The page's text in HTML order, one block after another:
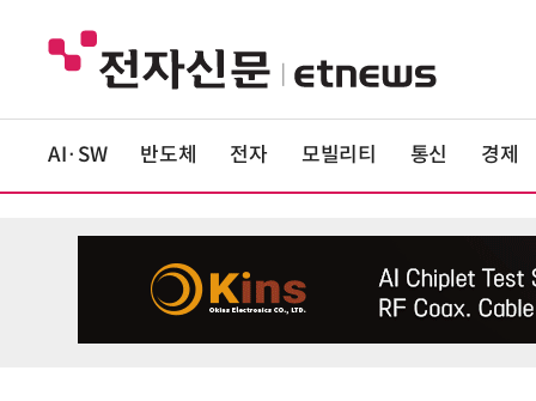
AI·SW 반도체 전자 모빌리티 통신 경제